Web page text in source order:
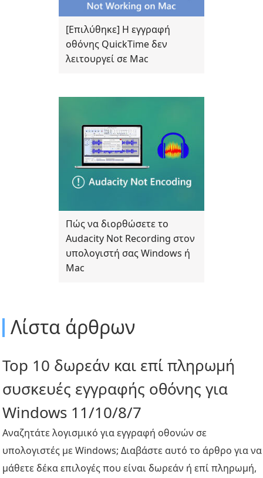
[Επιλύθηκε] Η εγγραφή
οθόνης QuickTime δεν
λειτουργεί σε Mac
Πώς να διορθώσετε το
Audacity Not Recording στον
υπολογιστή σας Windows ή
Mac
Λίστα άρθρων
Top 10 δωρεάν και επί πληρωμή
συσκευές εγγραφής οθόνης για
Windows 11/10/8/7
Αναζητάτε λογισμικό για εγγραφή οθονών σε
υπολογιστές με Windows; Διαβάστε αυτό το άρθρο για να
μάθετε δέκα επιλογές που είναι δωρεάν ή επί πληρωμή,